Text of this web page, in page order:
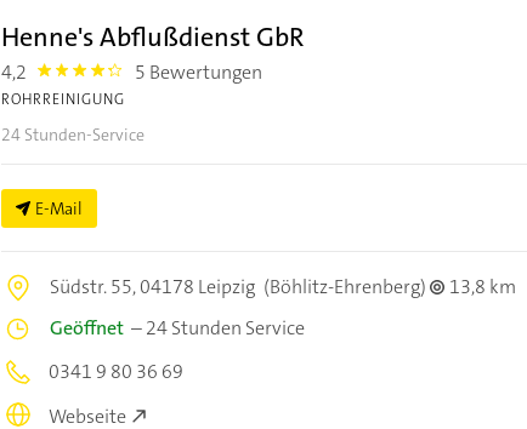
Henne's Abflußdienst GbR
4,2 4.2000003 5 Bewertungen
ROHRREINIGUNG
24 Stunden-Service
E-Mail
Südstr. 55,04178 Leipzig (Böhlitz-Ehrenberg)
13,8 km
Geöffnet–24 Stunden Service
0341 9 80 36 69
Webseite